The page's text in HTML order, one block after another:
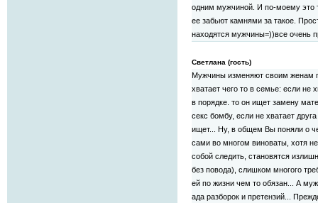
одним мужчиной. И по-моему это
ее забьют камнями за такое.
находятся мужчины=))все очень
Светлана (гость)
Мужчины изменяют своим женам
хватает чего то в семье: если не
в порядке. то он ищет замену
секс бомбу, если не хватает
ищет... Ну, в общем Вы поняли о
сами во многом виноваты, хотя не
собой следить, становятся
без повода), слишком многого
ей по жизни чем то обязан... А
ада разборок и претензий...